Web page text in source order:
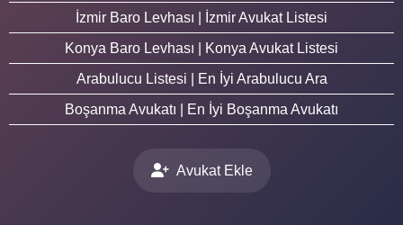
İzmir Baro Levhası | İzmir Avukat Listesi
Konya Baro Levhası | Konya Avukat Listesi
Arabulucu Listesi | En İyi Arabulucu Ara
Boşanma Avukatı | En İyi Boşanma Avukatı
Avukat Ekle